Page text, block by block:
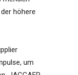
höhere
um